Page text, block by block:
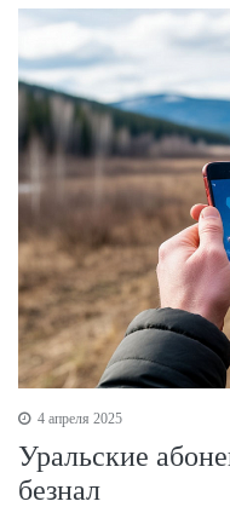
4 апреля 2025
Уральские
безнал